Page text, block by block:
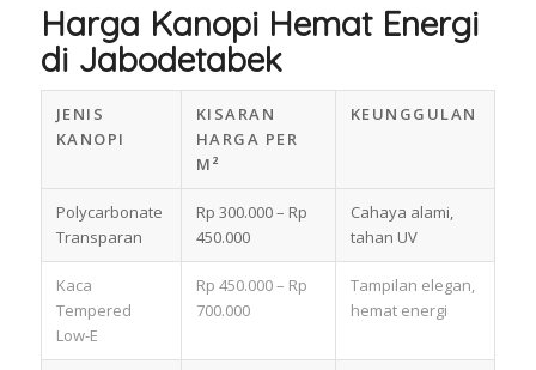
Harga Kanopi Hemat Energi
di Jabodetabek
JENIS
KANOPI
KISARAN
HARGA PER
M²
KEUNGGULAN
Polycarbonate
Transparan
Rp 300.000 – Rp
450.000
Cahaya alami,
tahan UV
Kaca
Tempered
Low-E
Rp 450.000 – Rp
700.000
Tampilan elegan,
hemat energi